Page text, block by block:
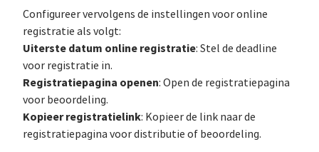
Configureer vervolgens de instellingen voor online
registratie als volgt:
Uiterste datum online registratie: Stel de deadline
voor registratie in.
Registratiepagina openen: Open de registratiepagina
voor beoordeling.
Kopieer registratielink: Kopieer de link naar de
registratiepagina voor distributie of beoordeling.